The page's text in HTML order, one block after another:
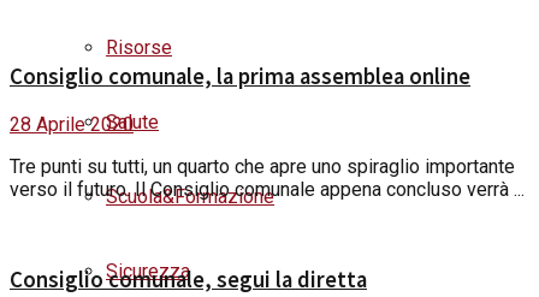
Risorse
Salute
Scuola&Formazione
Sicurezza
Consiglio comunale, la prima assemblea online
28 Aprile 2020
Tre punti su tutti, un quarto che apre uno spiraglio importante
verso il futuro. Il Consiglio comunale appena concluso verrà ...
Consiglio comunale, segui la diretta